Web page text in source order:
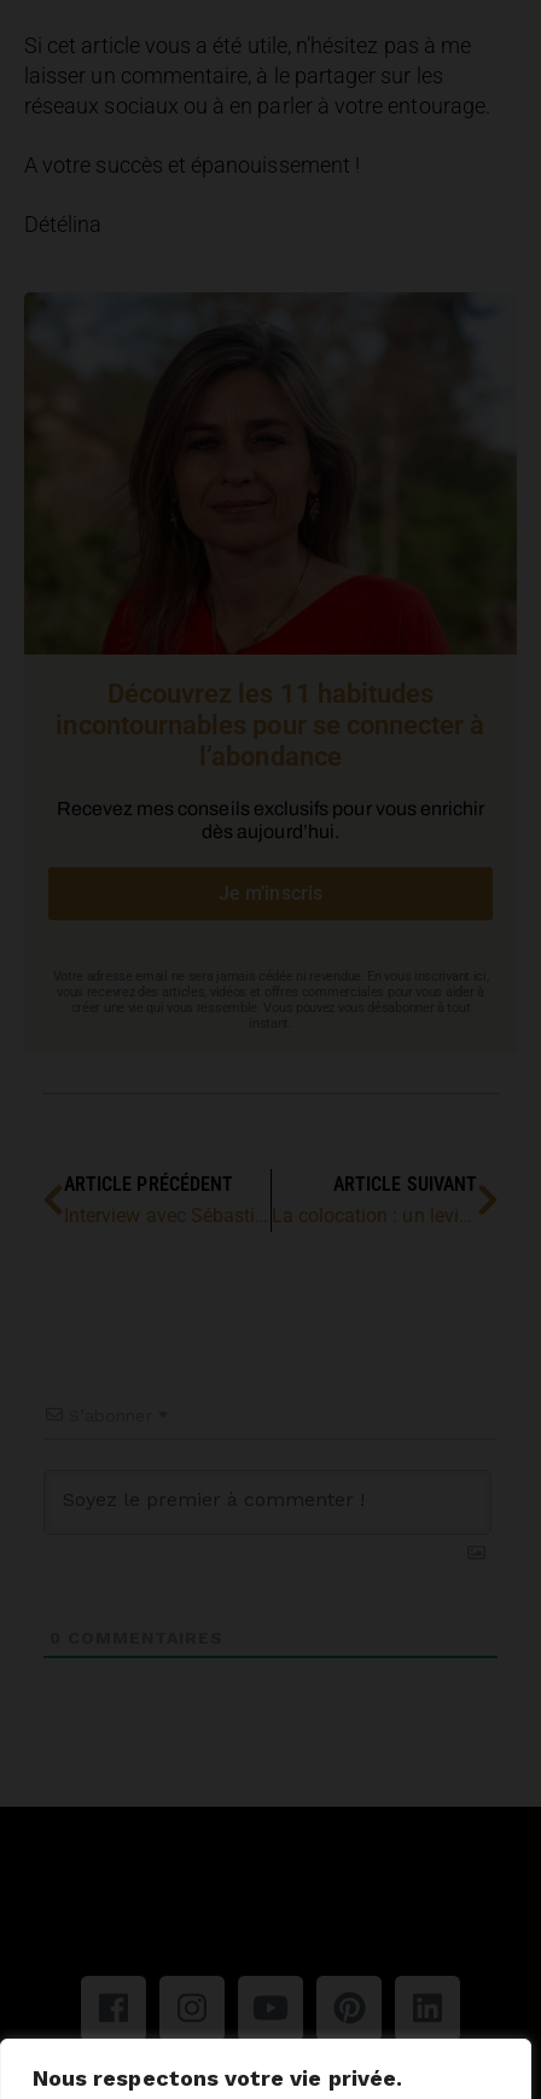
Nous respectons votre vie privée.
Si cet article vous a été utile, n’hésitez pas à me
laisser un commentaire, à le partager sur les
réseaux sociaux ou à en parler à votre entourage.
A votre succès et épanouissement !
Détélina
Découvrez les 11 habitudes
incontournables pour se connecter à
l’abondance
Recevez mes conseils exclusifs pour vous enrichir
dès aujourd’hui.
Je m’inscris
ARTICLE PRÉCÉDENT
ARTICLE SUIVANT
Mentions légalesPolitique de confidentialité